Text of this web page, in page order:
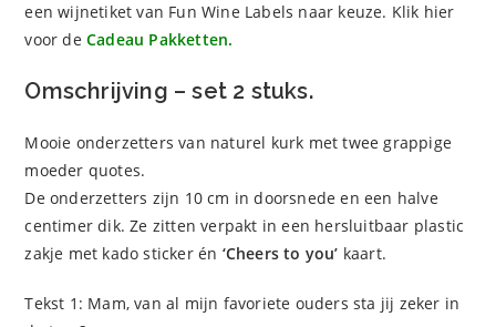
een wijnetiket van Fun Wine Labels naar keuze. Klik hier
voor deCadeau Pakketten.
Omschrijving – set 2 stuks.
Mooie onderzetters van naturel kurk met twee grappige
moeder quotes.
De onderzetters zijn 10 cm in doorsnede en een halve
centimer dik. Ze zitten verpakt in een hersluitbaar plastic
zakje met kado sticker én ‘Cheers to you’ kaart.
Tekst 1: Mam, van al mijn favoriete ouders sta jij zeker in